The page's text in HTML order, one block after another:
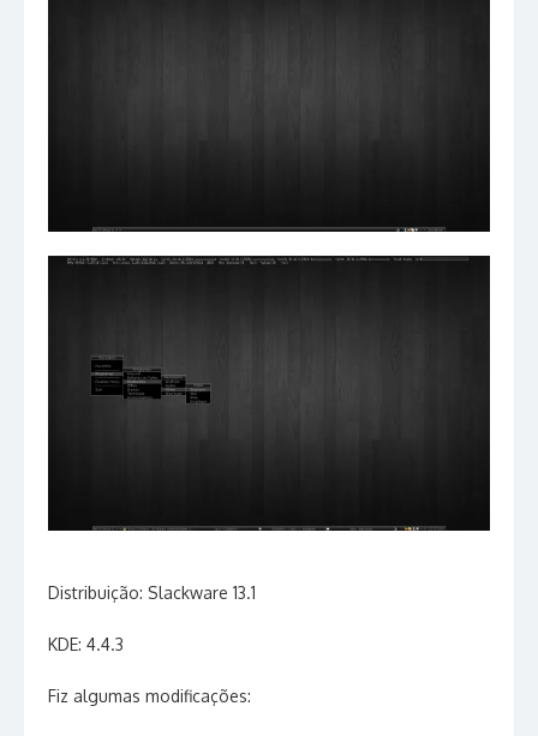
Distribuição: Slackware 13.1
KDE: 4.4.3
Fiz algumas modificações: